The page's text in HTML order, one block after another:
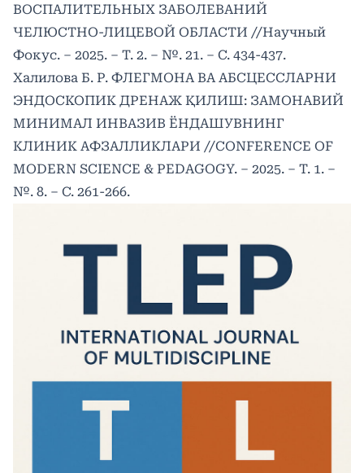
ВОСПАЛИТЕЛЬНЫХ ЗАБОЛЕВАНИЙ
ЧЕЛЮСТНО-ЛИЦЕВОЙ ОБЛАСТИ //Научный
Фокус. – 2025. – Т. 2. – №. 21. – С. 434-437.
Халилова Б. Р. ФЛЕГМОНА ВА АБСЦЕССЛАРНИ
ЭНДОСКОПИК ДРЕНАЖ ҚИЛИШ: ЗАМОНАВИЙ
МИНИМАЛ ИНВАЗИВ ЁНДАШУВНИНГ
КЛИНИК АФЗАЛЛИКЛАРИ //CONFERENCE OF
MODERN SCIENCE & PEDAGOGY. – 2025. – Т. 1. –
№. 8. – С. 261-266.